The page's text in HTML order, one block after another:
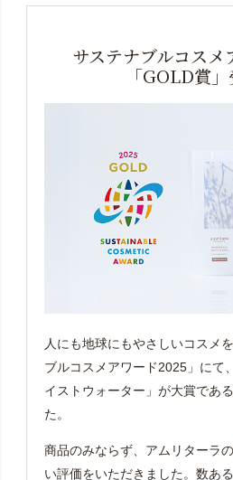
サステナブルコスメ
「GOLD賞」
人にも地球にもやさしいコスメ
ブルコスメアワード2025」にて
イストウォーター」が大賞であ
た。
商品のみならず、アムリターラ
い評価をいただきました。数あ